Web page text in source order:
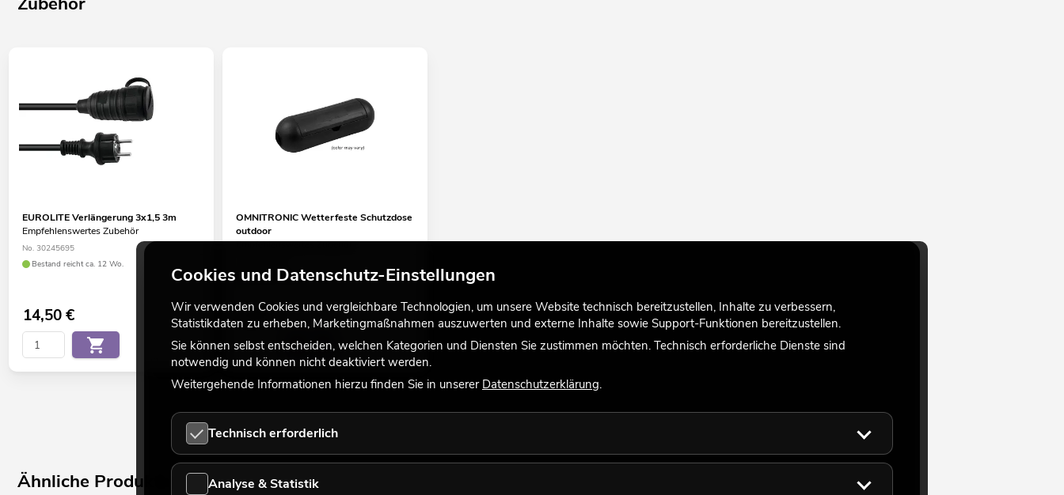
EUROLITE Verlängerung 3x1,5 3m
Empfehlenswertes Zubehör
No. 30245695
Bestand reicht ca. 12 Wo.
14,50€
OMNITRONIC Wetterfeste Schutzdose
outdoor
Empfehlenswertes Zubehör
Bestand reicht ca. 12 Wo.
4,90€
Ähnliche Produkte
Cookies und Datenschutz-Einstellungen
Wir verwenden Cookies und vergleichbare Technologien, um unsere Website technisch bereitzustellen, Inhalte zu verbessern,
Statistikdaten zu erheben, Marketingmaßnahmen auszuwerten und externe Inhalte sowie Support-Funktionen bereitzustellen.
Sie können selbst entscheiden, welchen Kategorien und Diensten Sie zustimmen möchten. Technisch erforderliche Dienste sind
notwendig und können nicht deaktiviert werden.
Weitergehende Informationen hierzu finden Sie in unserer Datenschutzerklärung.
Technisch erforderlich
Analyse & Statistik